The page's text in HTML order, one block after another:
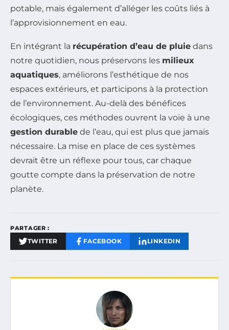
potable, mais également d’alléger les coûts liés à
l’approvisionnement en eau.
En intégrant la récupération d’eau de pluie dans
notre quotidien, nous préservons les milieux
aquatiques, améliorons l’esthétique de nos
espaces extérieurs, et participons à la protection
de l’environnement. Au-delà des bénéfices
écologiques, ces méthodes ouvrent la voie à une
gestion durable de l’eau, qui est plus que jamais
nécessaire. La mise en place de ces systèmes
devrait être un réflexe pour tous, car chaque
goutte compte dans la préservation de notre
planète.
PARTAGER :
TWITTER FACEBOOK LINKEDIN